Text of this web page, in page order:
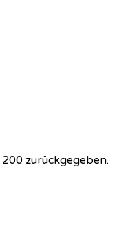
zurückgegeben.